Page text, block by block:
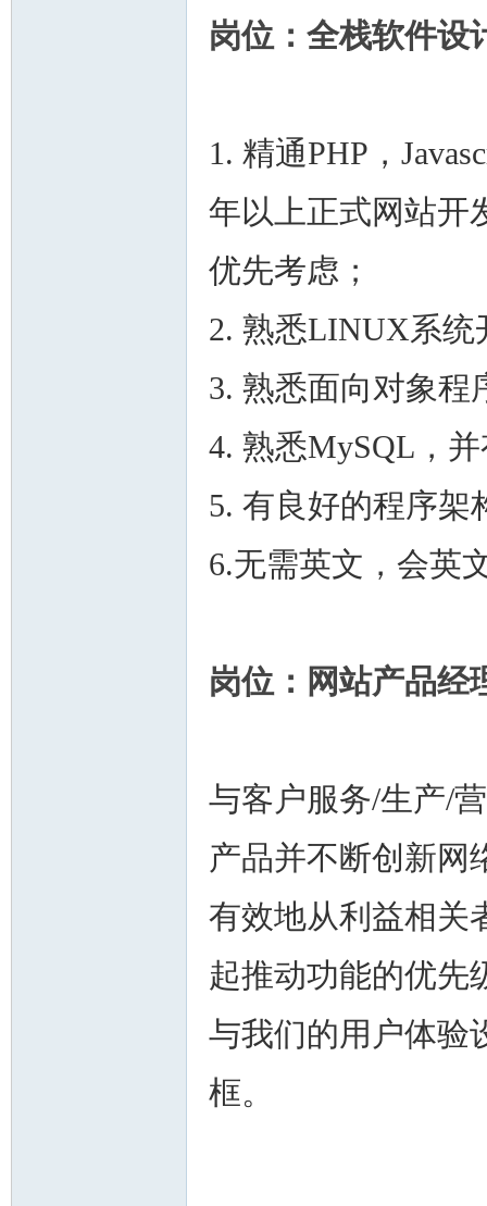
岗位：全栈软件设
1. 精通PHP，
年以上正式网站开
优先考虑；
2. 熟悉LINUX系统
3. 熟悉面向对象程
4. 熟悉MySQL，
5. 有良好的程序架
6.无需英文，会英
岗位：网站产品经
与客户服务/生产/
产品并不断创新网
有效地从利益相关
起推动功能的优先
与我们的用户体验
框。